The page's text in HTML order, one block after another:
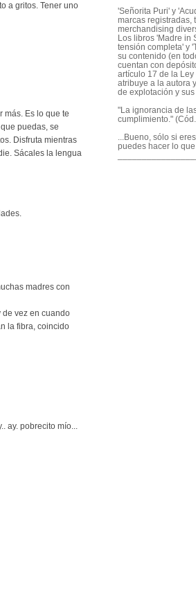
a gritos. Tener uno
más. Es lo que te
puedas, se
Disfruta mientras
Sácales la lengua
madres con
de vez en cuando
la fibra, coincido
ay. pobrecito mío...
'Señorita Puri' y
marcas registradas,
merchandising
Los libros 'Madre in
tensión completa' y
su contenido (en
cuentan con
artículo 17 de la
atribuye a la autora
de explotación y
"La ignorancia de
cumplimiento."
...Bueno, sólo si
puedes hacer lo